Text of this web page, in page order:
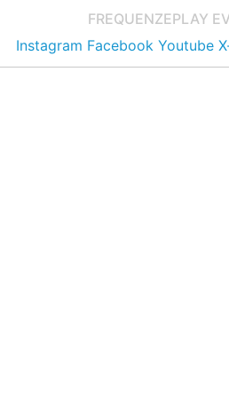
FREQUENZEPLAY
Instagram Facebook Youtube